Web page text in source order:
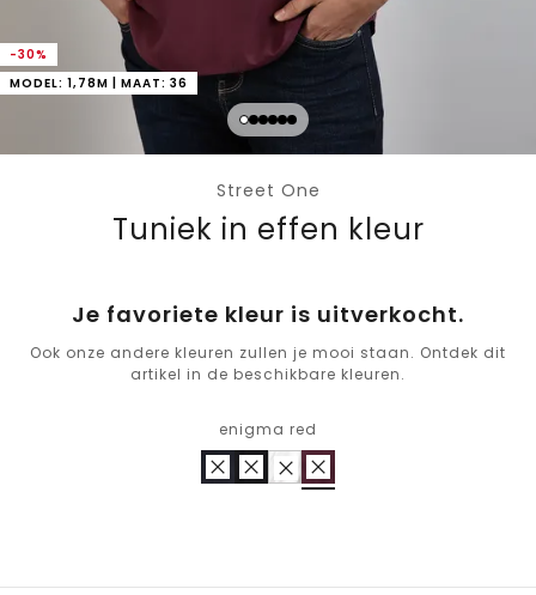
-30%
MODEL: 1,78M | MAAT: 36
Street One
Tuniek in effen kleur
Je favoriete kleur is uitverkocht.
Ook onze andere kleuren zullen je mooi staan. Ontdek dit
artikel in de beschikbare kleuren.
enigma red